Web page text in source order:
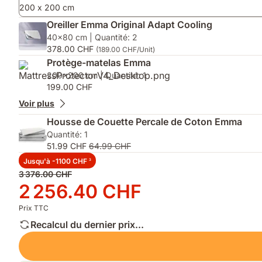
200 x 200 cm
Oreiller Emma Original Adapt Cooling
40x80 cm | Quantité: 2
378.00 CHF (189.00 CHF/Unit)
Protège-matelas Emma
200x200 cm | Quantité: 1
199.00 CHF
Voir plus
Housse de Couette Percale de Coton Emma
Quantité: 1
51.99 CHF 64.99 CHF
Jusqu'à -1100 CHF 3
Prix
d'origine
3 376.00 CHF
3 376.00 CHF
Prix
2 256.40 CHF
2 256.40 CHF
Prix TTC
Recalcul du dernier prix...